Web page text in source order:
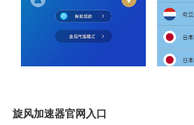
旋风加速器官网入口